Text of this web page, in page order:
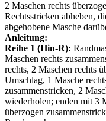
2 Maschen rechts
Rechtsstricken abheben,
abgehobene Masche
Anleitung:
Reihe 1 (Hin-R):
Maschen rechts
rechts, 2 Maschen rechts
Umschlag, 1 Masche
zusammenstricken, 2
wiederholen; enden mit 3
überzogen